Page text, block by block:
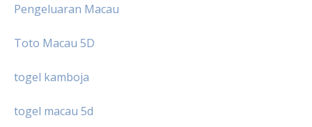
Pengeluaran Macau
Toto Macau 5D
togel kamboja
togel macau 5d